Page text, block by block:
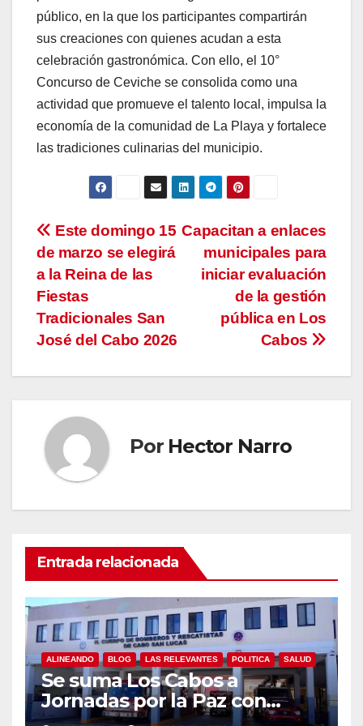
público, en la que los participantes compartirán
sus creaciones con quienes acudan a esta
celebración gastronómica. Con ello, el 10°
Concurso de Ceviche se consolida como una
actividad que promueve el talento local, impulsa la
economía de la comunidad de La Playa y fortalece
las tradiciones culinarias del municipio.
Navegación
de
entradas
Capacitan a enlaces
municipales para
iniciar evaluación
de la gestión
pública en Los
Cabos
Este domingo 15
de marzo se elegirá
a la Reina de las
Fiestas
Tradicionales San
José del Cabo 2026
Por Hector Narro
Entrada relacionada
ALINEANDO BLOG LAS RELEVANTES POLITICA SALUD
Se suma Los Cabos a
Jornadas por la Paz con
capacitación en primeros